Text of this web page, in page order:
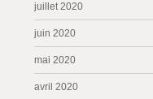
juillet 2020
juin 2020
mai 2020
avril 2020